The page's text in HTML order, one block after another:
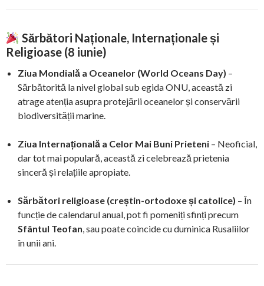
Sărbători Naționale, Internaționale și
Religioase (8 iunie)
Ziua Mondială a Oceanelor (World Oceans Day) –
Sărbătorită la nivel global sub egida ONU, această zi
atrage atenția asupra protejării oceanelor și conservării
biodiversității marine.
Ziua Internațională a Celor Mai Buni Prieteni – Neoficial,
dar tot mai populară, această zi celebrează prietenia
sinceră și relațiile apropiate.
Sărbători religioase (creștin-ortodoxe și catolice) – În
funcție de calendarul anual, pot fi pomeniți sfinți precum
Sfântul Teofan, sau poate coincide cu duminica Rusaliilor
în unii ani.